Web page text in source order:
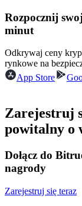
Kontrakty
Rozpocznij
minut
Odkrywaj ceny
rynkowe na
App Store
Zarejestruj
powitalny o
Dołącz do
nagrody
Zarejestruj się teraz